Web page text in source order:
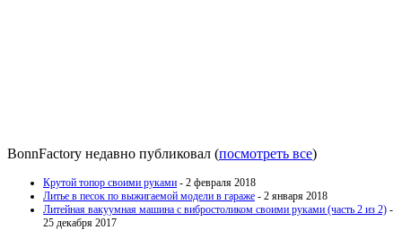
BonnFactory недавно публиковал (посмотреть все)
Крутой топор своими руками - 2 февраля 2018
Литье в песок по выжигаемой модели в гараже - 2 января 2018
Литейная вакуумная машина с вибростоликом своими руками (часть 2 из 2) -
25 декабря 2017